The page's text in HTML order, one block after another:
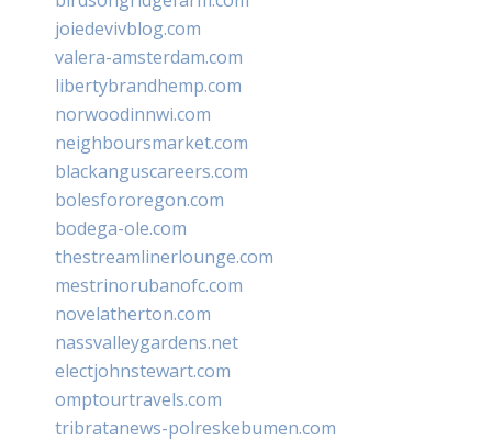
joiedevivblog.com
valera-amsterdam.com
libertybrandhemp.com
norwoodinnwi.com
neighboursmarket.com
blackanguscareers.com
bolesfororegon.com
bodega-ole.com
thestreamlinerlounge.com
mestrinorubanofc.com
novelatherton.com
nassvalleygardens.net
electjohnstewart.com
omptourtravels.com
tribratanews-polreskebumen.com